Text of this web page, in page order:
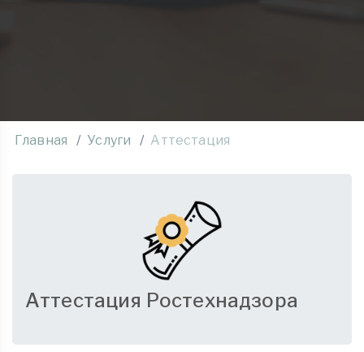
Главная Услуги Аттестация
Аттестация Ростехнадзора